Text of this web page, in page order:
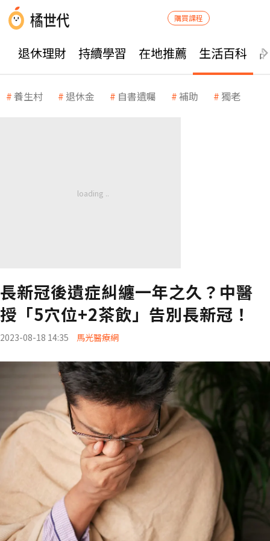
購買課程
退休理財 持續學習 在地推薦 生活百科
養生村 退休金 自書遺囑 補助 獨老
長新冠後遺症糾纏一年之久？中醫
授「5穴位+2茶飲」告別長新冠！
2023-08-18 14:35 馬光醫療網